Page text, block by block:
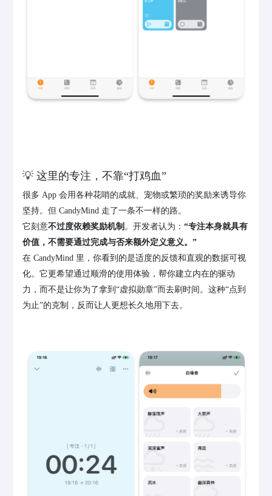
💡 这里的专注，不靠“打鸡血”
很多 App 会用各种花哨的成就、宠物或繁琐的奖励来诱导你
坚持。但 CandyMind 走了一条不一样的路。
它刻意不过度依赖奖励机制 。开发者认为：“专注本身就具有
价值，不需要通过完成与否来额外定义意义。”
在 CandyMind 里，你看到的是适度的反馈和直观的数据可视
化。它更希望通过顺滑的使用体验，帮你建立内在的驱动
力，而不是让你为了拿到“虚拟勋章”而去刷时间。这种“点到
为止”的克制，反而让人更想长久地用下去。